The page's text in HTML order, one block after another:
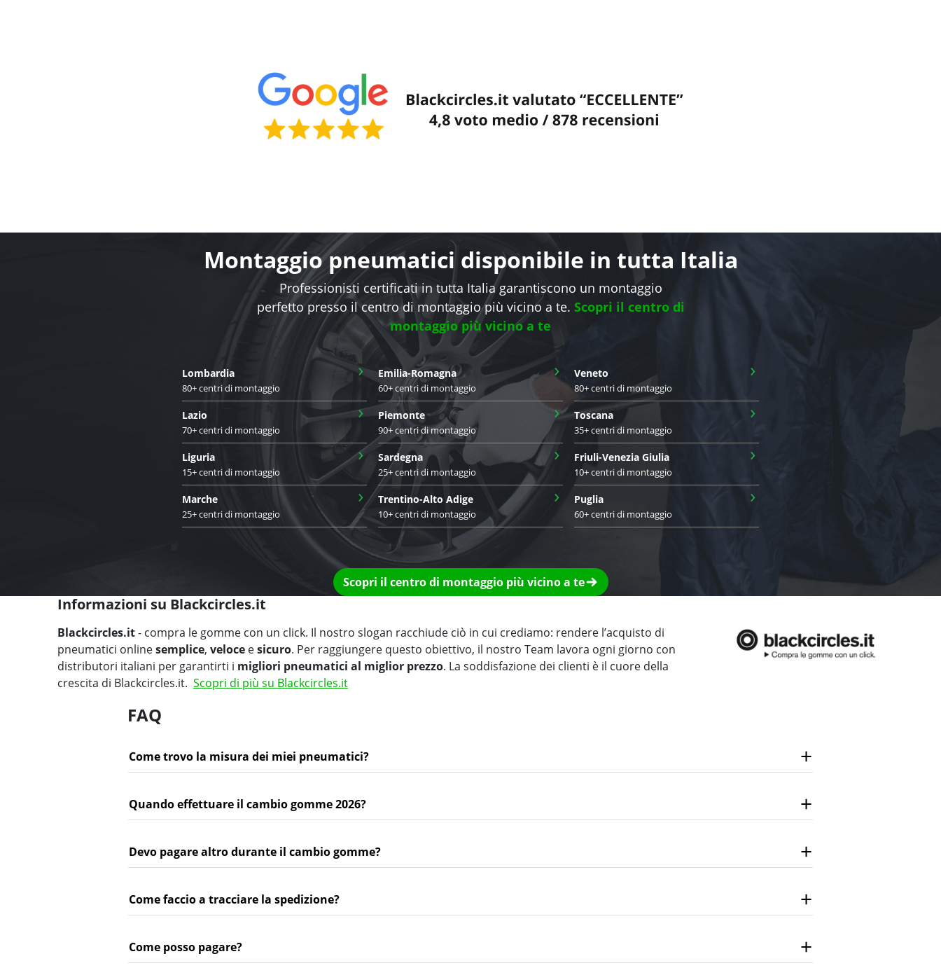
Montaggio pneumatici disponibile in tutta Italia
Professionisti certificati in tutta Italia garantiscono un montaggio
perfetto presso il centro di montaggio più vicino a te. Scopri il centro di
montaggio più vicino a te
Lombardia
80+ centri di montaggio
› Emilia-Romagna
60+ centri di montaggio
› Veneto
80+ centri di montaggio
›
Lazio
70+ centri di montaggio
› Piemonte
90+ centri di montaggio
› Toscana
35+ centri di montaggio
›
Liguria
15+ centri di montaggio
› Sardegna
25+ centri di montaggio
› Friuli-Venezia Giulia
10+ centri di montaggio
›
Marche
25+ centri di montaggio
› Trentino-Alto Adige
10+ centri di montaggio
› Puglia
60+ centri di montaggio
›
Scopri il centro di montaggio più vicino a te
Informazioni su Blackcircles.it
Blackcircles.it- compra le gomme con un click. Il nostro slogan racchiude ciò in cui crediamo: rendere l’acquisto di
pneumatici onlinesemplice, veloce esicuro. Per raggiungere questo obiettivo, il nostro Team lavora ogni giorno con
distributori italiani per garantirti i migliori pneumatici al miglior prezzo. La soddisfazione dei clienti è il cuore della
crescita di Blackcircles.it. Scopri di più su Blackcircles.it
FAQ
Come trovo la misura dei miei pneumatici?
Quando effettuare il cambio gomme 2026?
Devo pagare altro durante il cambio gomme?
Come faccio a tracciare la spedizione?
Come posso pagare?